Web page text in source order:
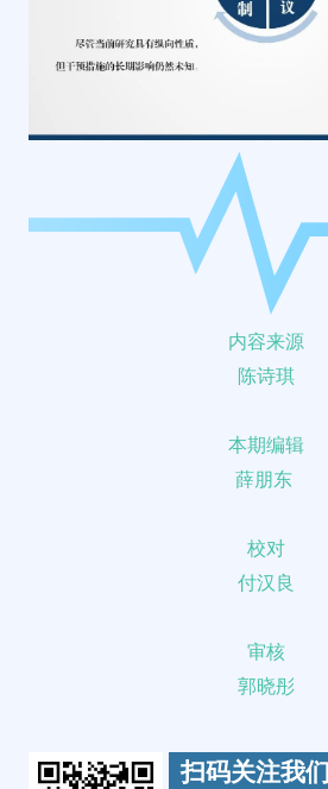
内容来源
陈诗琪
本期编辑
薛朋东
校对
付汉良
审核
郭晓彤
扫码关注我们